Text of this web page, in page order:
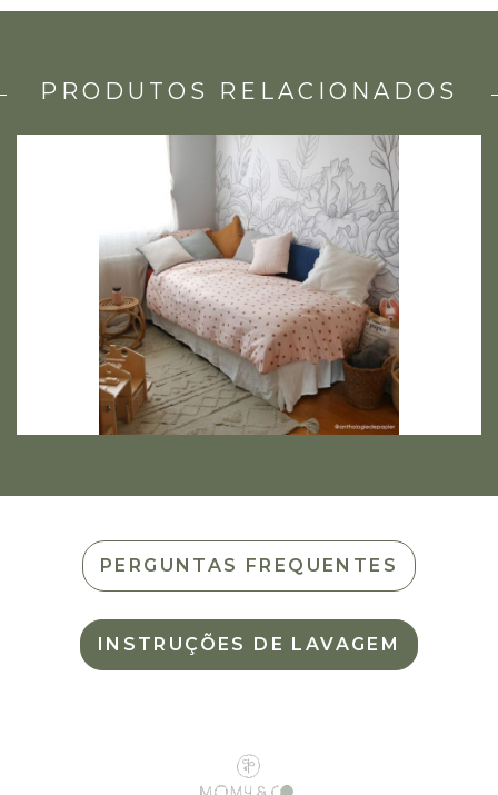
PRODUTOS RELACIONADOS
PERGUNTAS FREQUENTES
INSTRUÇÕES DE LAVAGEM